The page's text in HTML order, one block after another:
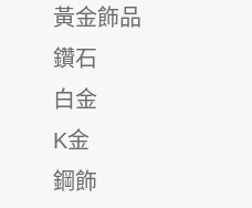
黃金飾品
鑽石
白金
K金
鋼飾